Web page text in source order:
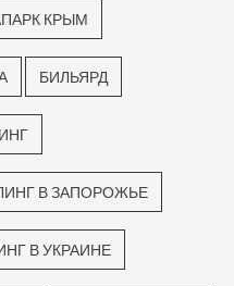
КРЫМ
БИЛЬЯРД
В ЗАПОРОЖЬЕ
В УКРАИНЕ